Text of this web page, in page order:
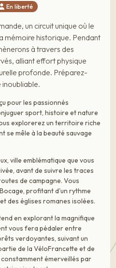
En liberté
un circuit unique où le
mémoire historique. Pendant
à travers des
alliant effort physique
profonde. Préparez-
pour les passionnés
sport, histoire et nature
explorerez un territoire riche
se mêle à la beauté sauvage
ville emblématique que vous
avant de suivre les traces
de campagne. Vous
profitant d'un rythme
des églises romanes isolées.
en explorant la magnifique
vous fera pédaler entre
verdoyantes, suivant un
de la VéloFrancette et de
émerveillés par